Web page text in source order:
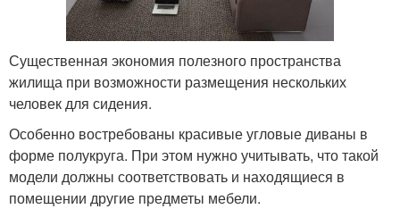
Существенная экономия полезного пространства
жилища при возможности размещения нескольких
человек для сидения.
Особенно востребованы красивые угловые диваны в
форме полукруга. При этом нужно учитывать, что такой
модели должны соответствовать и находящиеся в
помещении другие предметы мебели.